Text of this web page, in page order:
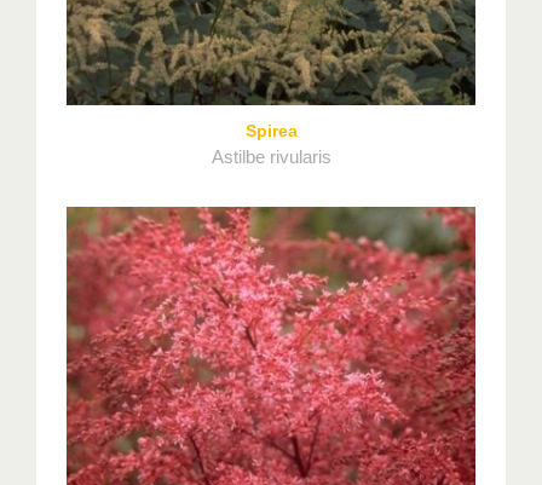
Spirea
Astilbe rivularis